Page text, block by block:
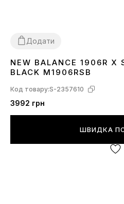
Додати
3738 39
NEW BALANCE 1906R X
BLACK M1906RSB
Код товару:S-2357610
3992 грн
ШВИДКА